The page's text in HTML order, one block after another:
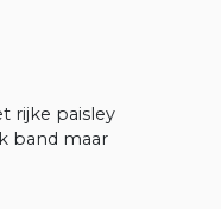
rijke paisley
band maar